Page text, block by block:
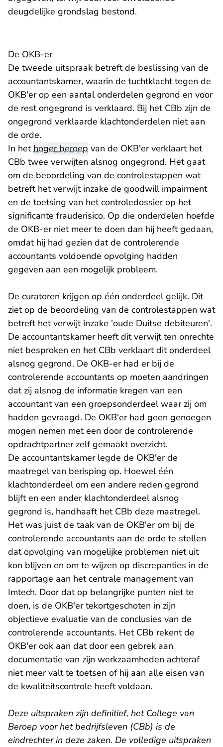
deugdelijke grondslag bestond.
De OKB-er
De tweede uitspraak betreft de beslissing van de
accountantskamer, waarin de tuchtklacht tegen de
OKB'er op een aantal onderdelen gegrond en voor
de rest ongegrond is verklaard. Bij het CBb zijn de
ongegrond verklaarde klachtonderdelen niet aan
de orde.
In hethoger beroep van de OKB'er verklaart het
CBb twee verwijten alsnog ongegrond. Het gaat
om de beoordeling van de controlestappen wat
betreft het verwijt inzake de goodwill impairment
en de toetsing van het controledossier op het
significante frauderisico. Op die onderdelen hoefde
de OKB-er niet meer te doen dan hij heeft gedaan,
omdat hij had gezien dat de controlerende
accountants voldoende opvolging hadden
gegeven aan een mogelijk probleem.
De curatoren krijgen op één onderdeel gelijk. Dit
ziet op de beoordeling van de controlestappen wat
betreft het verwijt inzake 'oude Duitse debiteuren'.
De accountantskamer heeft dit verwijt ten onrechte
niet besproken en het CBb verklaart dit onderdeel
alsnog gegrond. De OKB-er had er bij de
controlerende accountants op moeten aandringen
dat zij alsnog de informatie kregen van een
accountant van een groepsonderdeel waar zij om
hadden gevraagd. De OKB'er had geen genoegen
mogen nemen met een door de controlerende
opdrachtpartner zelf gemaakt overzicht.
De accountantskamer legde de OKB'er de
maatregel van berisping op. Hoewel één
klachtonderdeel om een andere reden gegrond
blijft en een ander klachtonderdeel alsnog
gegrond is, handhaaft het CBb deze maatregel.
Het was juist de taak van de OKB'er om bij de
controlerende accountants aan de orde te stellen
dat opvolging van mogelijke problemen niet uit
kon blijven en om te wijzen op discrepanties in de
rapportage aan het centrale management van
Imtech. Door dat op belangrijke punten niet te
doen, is de OKB'er tekortgeschoten in zijn
objectieve evaluatie van de conclusies van de
controlerende accountants. Het CBb rekent de
OKB'er ook aan dat door een gebrek aan
documentatie van zijn werkzaamheden achteraf
niet meer valt te toetsen of hij aan alle eisen van
de kwaliteitscontrole heeft voldaan.
Deze uitspraken zijn definitief, het College van
Beroep voor het bedrijfsleven (CBb) is de
eindrechter in deze zaken. De volledige uitspraken